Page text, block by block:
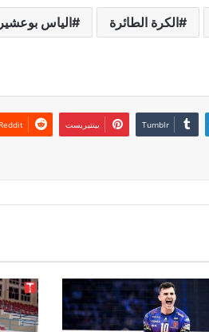
الكرة الطائرة الياس بوعشير
بينتيريست